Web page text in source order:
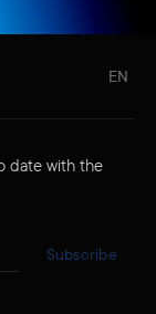
EN
date with the
Subscribe